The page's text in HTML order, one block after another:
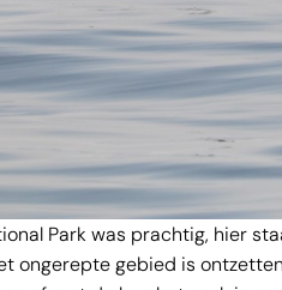
Park was prachtig, hier
ongerepte gebied is